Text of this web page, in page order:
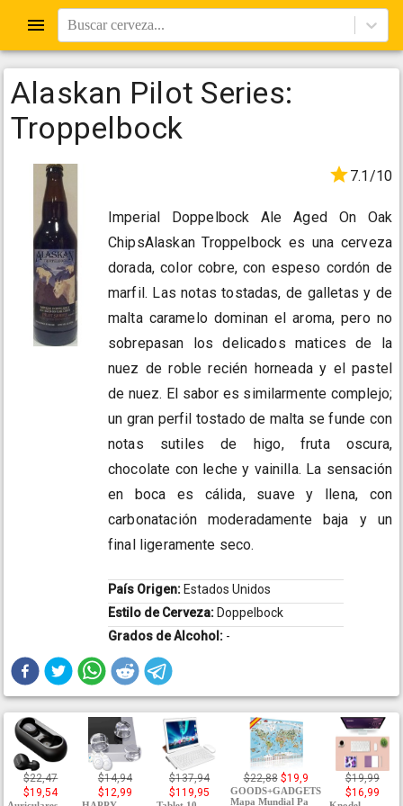
Buscar cerveza...
Alaskan Pilot Series:
Troppelbock
7.1/10
Imperial Doppelbock Ale Aged On Oak
ChipsAlaskan Troppelbock es una cerveza
dorada, color cobre, con espeso cordón de
marfil. Las notas tostadas, de galletas y de
malta caramelo dominan el aroma, pero no
sobrepasan los delicados matices de la
nuez de roble recién horneada y el pastel
de nuez. El sabor es similarmente complejo;
un gran perfil tostado de malta se funde con
notas sutiles de higo, fruta oscura,
chocolate con leche y vainilla. La sensación
en boca es cálida, suave y llena, con
carbonatación moderadamente baja y un
final ligeramente seco.
País Origen: Estados Unidos
Estilo de Cerveza: Doppelbock
Grados de Alcohol: -
$22,47
$19,54
$14,94
$12,99
$137,94
$119,95
$22,88 $19,9
GOODS+GADGETS
Mapa Mundial Pa
$19,99
$16,99